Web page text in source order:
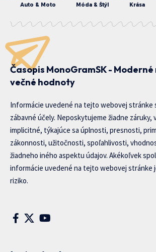
Auto & Moto
Móda & Štýl Krása
Časopis MonoGramSK - Moderné
večné hodnoty
Informácie uvedené na tejto webovej stránke
zábavné účely. Neposkytujeme žiadne záruky,
implicitné, týkajúce sa úplnosti, presnosti,
zákonnosti, užitočnosti, spoľahlivosti,
žiadneho iného aspektu údajov. Akékoľvek
informácie uvedené na tejto webovej stránke
riziko.